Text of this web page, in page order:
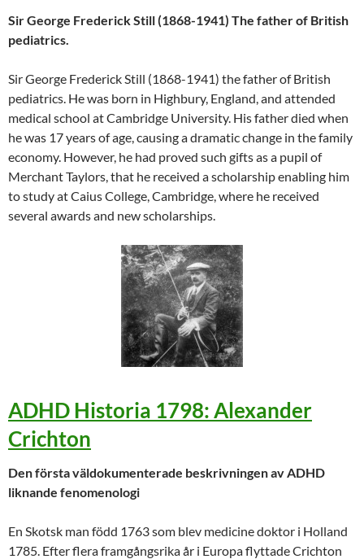
Sir George Frederick Still (1868-1941) The father of British
pediatrics.
Sir George Frederick Still (1868-1941) the father of British
pediatrics. He was born in Highbury, England, and attended
medical school at Cambridge University. His father died when
he was 17 years of age, causing a dramatic change in the family
economy. However, he had proved such gifts as a pupil of
Merchant Taylors, that he received a scholarship enabling him
to study at Caius College, Cambridge, where he received
several awards and new scholarships.
ADHD Historia 1798: Alexander
Crichton
Den första väldokumenterade beskrivningen av ADHD
liknande fenomenologi
En Skotsk man född 1763 som blev medicine doktor i Holland
1785. Efter flera framgångsrika år i Europa flyttade Crichton